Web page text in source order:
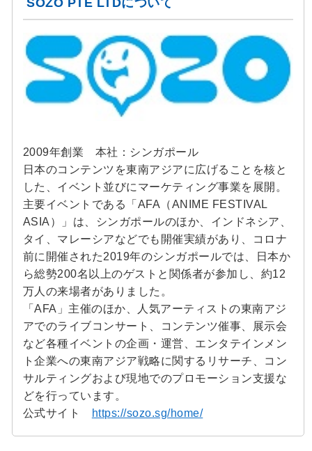
2009年創業 本社：シンガポール
日本のコンテンツを東南アジアに広げることを核と
した、イベント並びにマーケティング事業を展開。
主要イベントである「AFA（ANIME FESTIVAL
ASIA）」は、シンガポールのほか、インドネシア、
タイ、マレーシアなどでも開催実績があり、コロナ
前に開催された2019年のシンガポールでは、日本か
ら総勢200名以上のゲストと関係者が参加し、約12
万人の来場者がありました。
「AFA」主催のほか、人気アーティストの東南アジ
アでのライブコンサート、コンテンツ催事、展示会
など各種イベントの企画・運営、エンタテインメン
ト企業への東南アジア戦略に関するリサーチ、コン
サルティングおよび現地でのプロモーション支援な
どを行っています。
公式サイト
https://sozo.sg/home/